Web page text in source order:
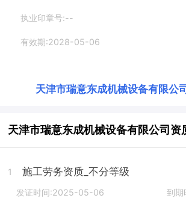
执业印章号:--
有效期:2028-05-06
天津市瑞意东成机械设备有限公
天津市瑞意东成机械设备有限公司资
1 施工劳务资质_不分等级
发证时间:2025-05-06 到